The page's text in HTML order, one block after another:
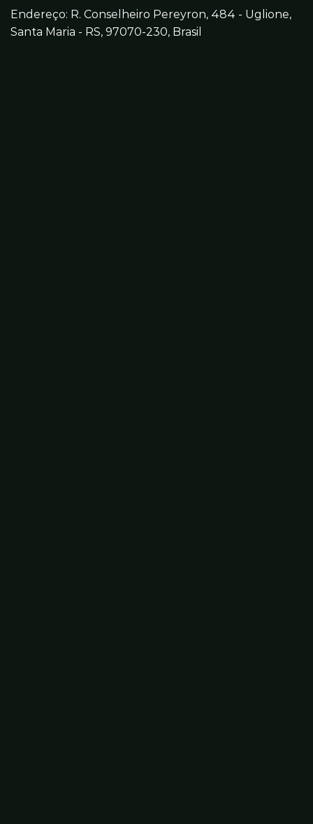
Endereço: R. Conselheiro Pereyron, 484 - Uglione,
Santa Maria - RS, 97070-230, Brasil